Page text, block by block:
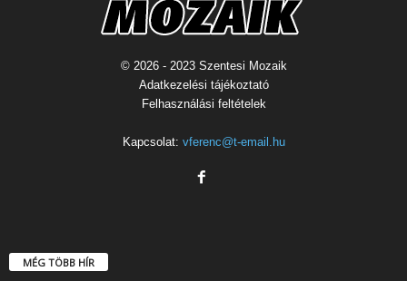
© 2026 - 2023 Szentesi Mozaik
Adatkezelési tájékoztató
Felhasználási feltételek
Kapcsolat: vferenc@t-email.hu
MÉG TÖBB HÍR